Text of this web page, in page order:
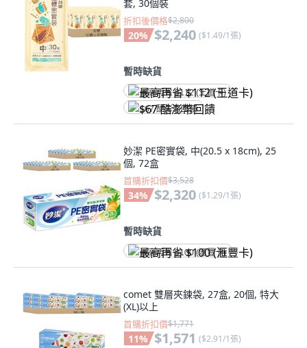
套, 30個裝
折扣後價格$2,800
20% $2,240 ($1.49/1張)
暫時缺貨
最高再省 $112 (王道卡)
$67 酷澎幣回饋
妙潔 PE密實袋, 中(20.5 x 18cm), 25
個, 72盒
首購折扣價$3,528
34% $2,320 ($1.29/1張)
暫時缺貨
最高再省 $100 (滙豐卡)
comet 雙層夾鍊袋, 27盒, 20個, 特大
(XL)以上
首購折扣價$1,771
11% $1,571 ($2.91/1張)